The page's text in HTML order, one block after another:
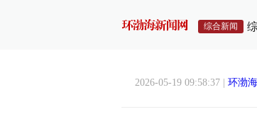
综合新闻
2026-05-19 09:58:37 | 环渤